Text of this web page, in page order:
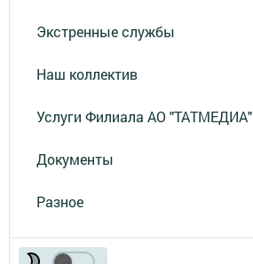
Экстренные службы
Наш коллектив
Услуги Филиала АО "ТАТМЕДИА"
Документы
Разное